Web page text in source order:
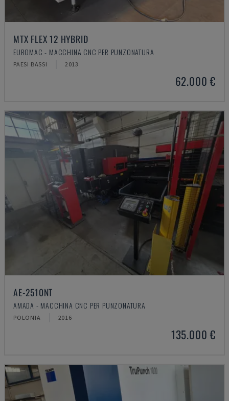
MTX FLEX 12 HYBRID
EUROMAC - MACCHINA CNC PER PUNZONATURA
PAESI BASSI 2013
62.000 €
AE-2510NT
AMADA - MACCHINA CNC PER PUNZONATURA
POLONIA 2016
135.000 €